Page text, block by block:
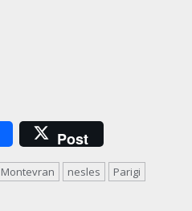
Post
nesles
Parigi